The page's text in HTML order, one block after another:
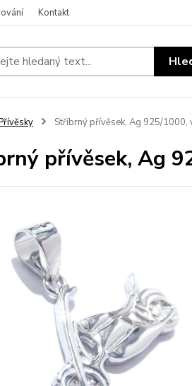
Kontakt
Stříbrný přívěsek, Ag 925/1000,
přívěsek, Ag